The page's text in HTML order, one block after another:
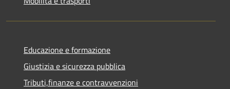
Educazione e formazione
Giustizia e sicurezza pubblica
Tributi,finanze e contravvenzioni